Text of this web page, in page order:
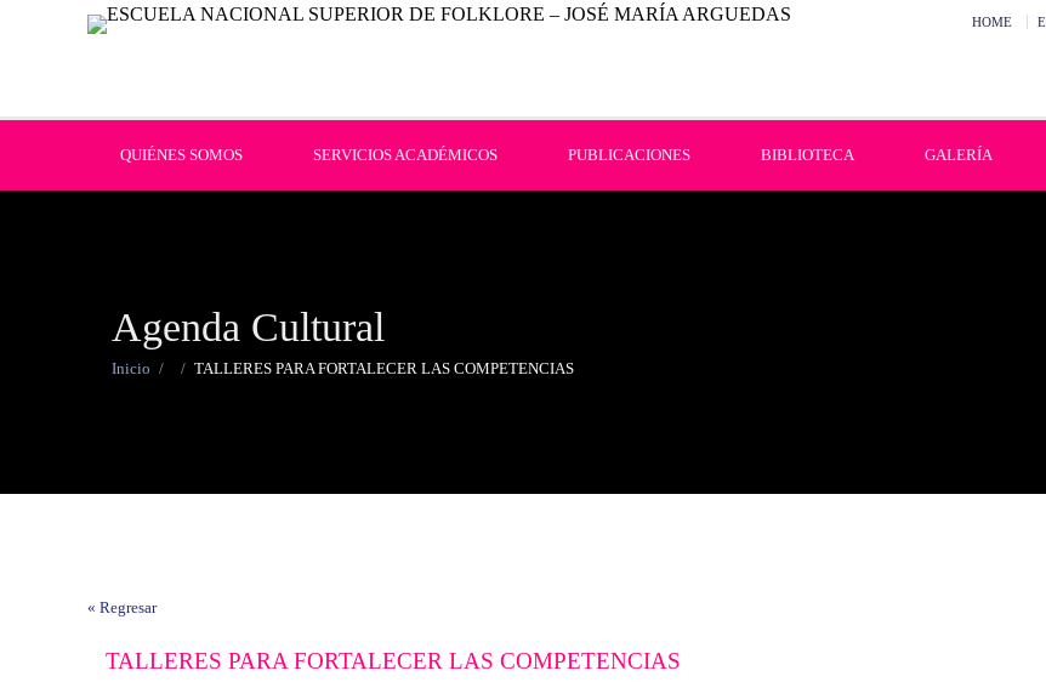
HOME
QUIÉNES SOMOS SERVICIOS ACADÉMICOS PUBLICACIONES BIBLIOTECA GALERÍA
Agenda Cultural
Inicio / / TALLERES PARA FORTALECER LAS COMPETENCIAS
« Regresar
TALLERES PARA FORTALECER LAS COMPETENCIAS